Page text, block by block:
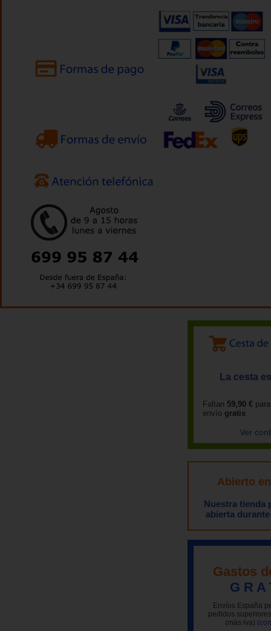
La cesta
Faltan 59,90 €
envío gratis
Ver
Abierto
Nuestra tienda
abierta
Gastos
G R A
Envíos España
pedidos
(más iva)